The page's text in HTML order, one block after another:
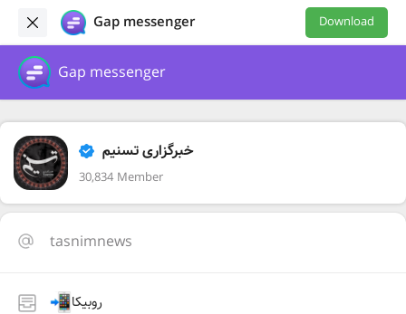
Gap messenger Download
Gap messenger
خبرگزاری تسنیم
30,834 Member
tasnimnews
روبیکا